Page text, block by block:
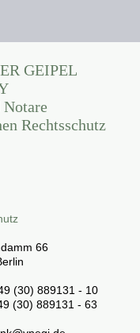
GEIPEL
Notare
Rechtsschutz
66
(30) 889131 - 10
(30) 889131 - 63